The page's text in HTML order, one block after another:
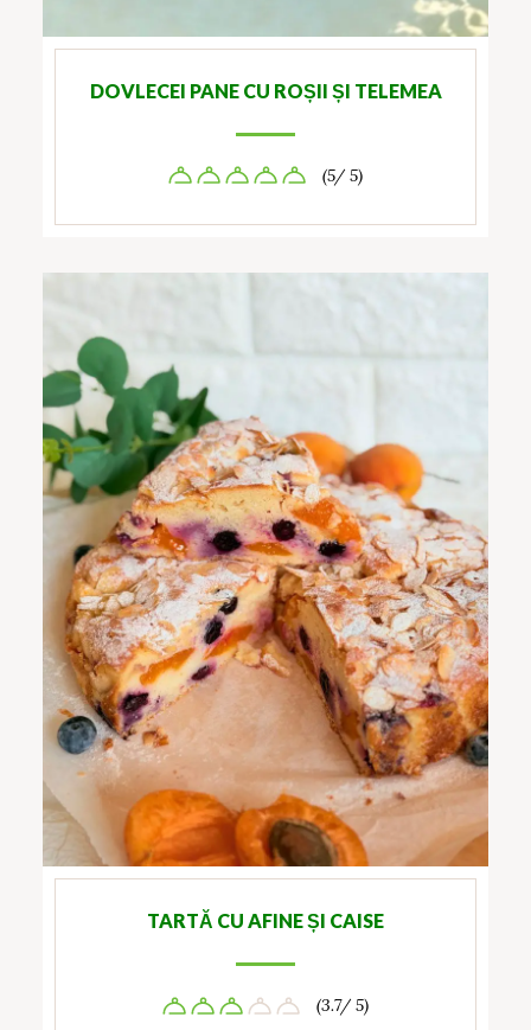
DOVLECEI PANE CU ROȘII ȘI TELEMEA
(5/ 5)
TARTĂ CU AFINE ȘI CAISE
(3.7/ 5)